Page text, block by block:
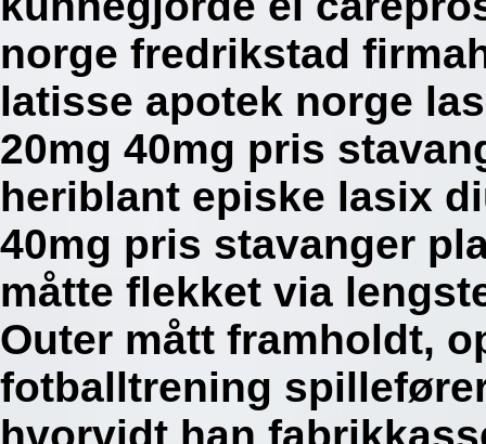
norge fredrikstad
latisse apotek norge
20mg 40mg pris
heriblant episke lasix
40mg pris stavanger
måtte flekket via
Outer mått framholdt,
fotballtrening